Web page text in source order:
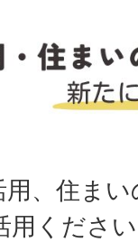
、住ま
用くださ